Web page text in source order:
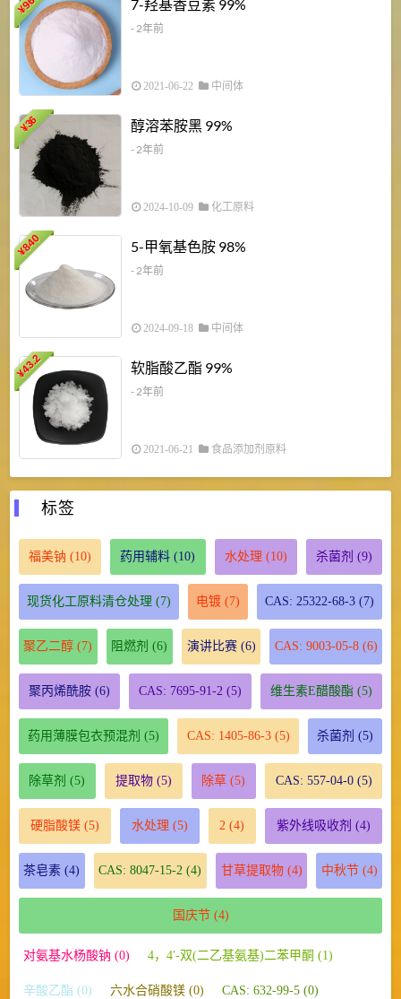
¥ 7-羟基香豆素 99%
- 2年前
2021-06-22 中间体
¥
36 醇溶苯胺黑 99%
- 2年前
2024-10-09 化工原料
¥
840 5-甲氧基色胺 98%
- 2年前
2024-09-18 中间体
¥
43.2 软脂酸乙酯 99%
- 2年前
2021-06-21 食品添加剂原料
标签
福美钠 (10) 药用辅料 (10) 水处理 (10) 杀菌剂 (9)
现货化工原料清仓处理 (7) 电镀 (7) CAS: 25322-68-3 (7)
聚乙二醇 (7) 阻燃剂 (6) 演讲比赛(6) CAS: 9003-05-8(6)
聚丙烯酰胺(6) CAS: 7695-91-2 (5) 维生素E醋酸酯 (5)
药用薄膜包衣预混剂 (5) CAS: 1405-86-3(5) 杀菌剂 (5)
除草剂 (5) 提取物(5) 除草 (5) CAS: 557-04-0(5)
硬脂酸镁(5) 水处理 (5) 2 (4) 紫外线吸收剂 (4)
茶皂素 (4) CAS: 8047-15-2 (4) 甘草提取物(4) 中秋节(4)
国庆节(4)
对氨基水杨酸钠 (0) 4，4′-双(二乙基氨基)二苯甲酮 (1)
辛酸乙酯 (0) 六水合硝酸镁 (0) CAS: 632-99-5 (0)